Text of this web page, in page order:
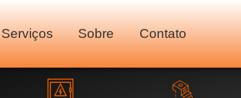
Serviços Sobre Contato